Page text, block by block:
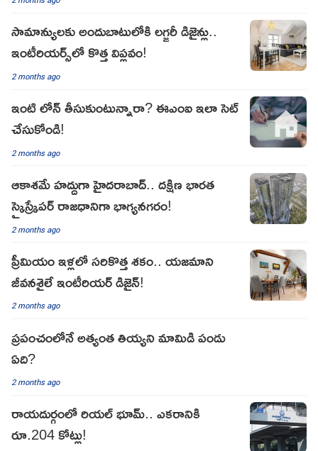
సామాన్యులకు అందుబాటులోకి లగ్జరీ డిజైన్లు..
ఇంటీరియర్స్‌లో కొత్త విప్లవం!
2 months ago
ఇంటి లోన్ తీసుకుంటున్నారా? ఈఎంఐ ఇలా సెట్
చేసుకోండి!
2 months ago
ఆకాశమే హద్దుగా హైదరాబాద్.. దక్షిణ భారత
స్కైస్క్రేపర్ రాజధానిగా భాగ్యనగరం!
2 months ago
ప్రీమియం ఇళ్లలో సరికొత్త శకం.. యజమాని
జీవనశైలే ఇంటీరియర్ డిజైన్!
2 months ago
ప్రపంచంలోనే అత్యంత తియ్యని మామిడి పండు
ఏది?
2 months ago
రాయదుర్గంలో రియల్ భూమ్.. ఎకరానికి
రూ.204 కోట్లు!